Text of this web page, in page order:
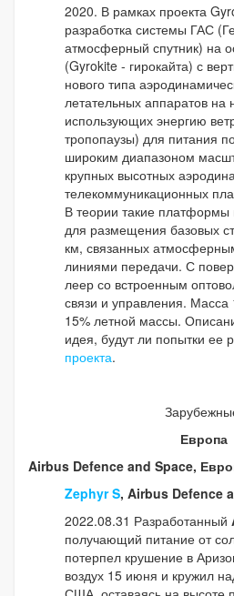
2020. В рамках проекта
разработка системы ГАС
атмосферный спутник) на
(Gyrokite - гирокайта) с
нового типа
летательных аппаратов на
использующих энергию
тропопаузы) для питания
широким диапазоном
крупных высотных
телекоммуникационных
В теории такие платформы
для размещения базовых
км, связанных
линиями передачи. С
леер со встроенным
связи и управления.
15% летной массы.
идея, будут ли попытки ее
проекта.
Европа
Airbus Defence and Space,
Zephyr S, Airbus Defence
2022.08.31 Разработанный
получающий питание от
потерпел крушение в
воздух 15 июня и кружил